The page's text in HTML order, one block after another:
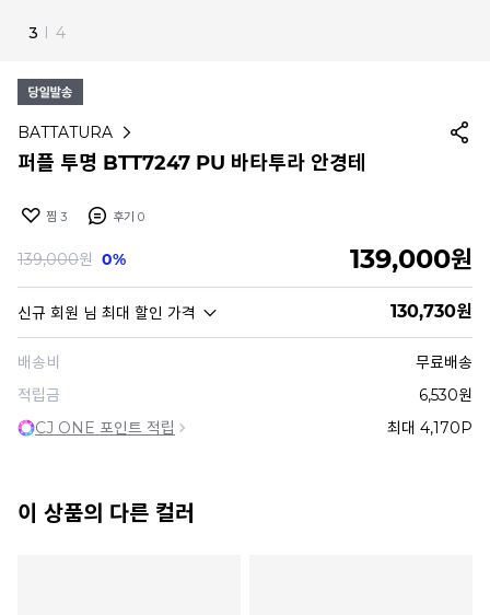
4 I 4
BATTATURA
퍼플 투명 BTT7247 PU 바타투라 안경테
찜 3 후기 0
139,000원 0% 139,000원
신규 회원 님 최대 할인 가격 130,730원
배송비
무료배송
적립금
6,530원
CJ ONE 포인트 적립
최대 4,170P
이 상품의 다른 컬러